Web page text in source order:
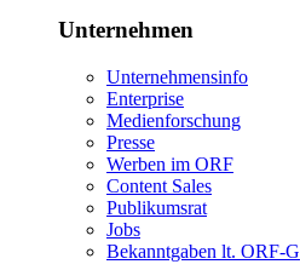
Unternehmen
Unternehmensinfo
Enterprise
Medienforschung
Presse
WerbenimORF
ContentSales
Publikumsrat
Jobs
Bekanntgabenlt.ORF-G